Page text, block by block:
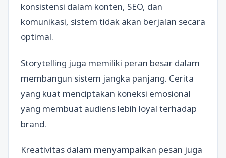
konsistensi dalam konten, SEO, dan
komunikasi, sistem tidak akan berjalan secara
optimal.
Storytelling juga memiliki peran besar dalam
membangun sistem jangka panjang. Cerita
yang kuat menciptakan koneksi emosional
yang membuat audiens lebih loyal terhadap
brand.
Kreativitas dalam menyampaikan pesan juga